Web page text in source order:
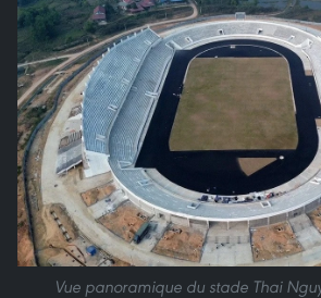
Vue panoramique du stade Thai